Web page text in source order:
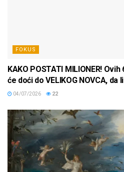
FOKUS
KAKO POSTATI MILIONER!
će doći do VELIKOG NOVCA,
04/07/2026 22